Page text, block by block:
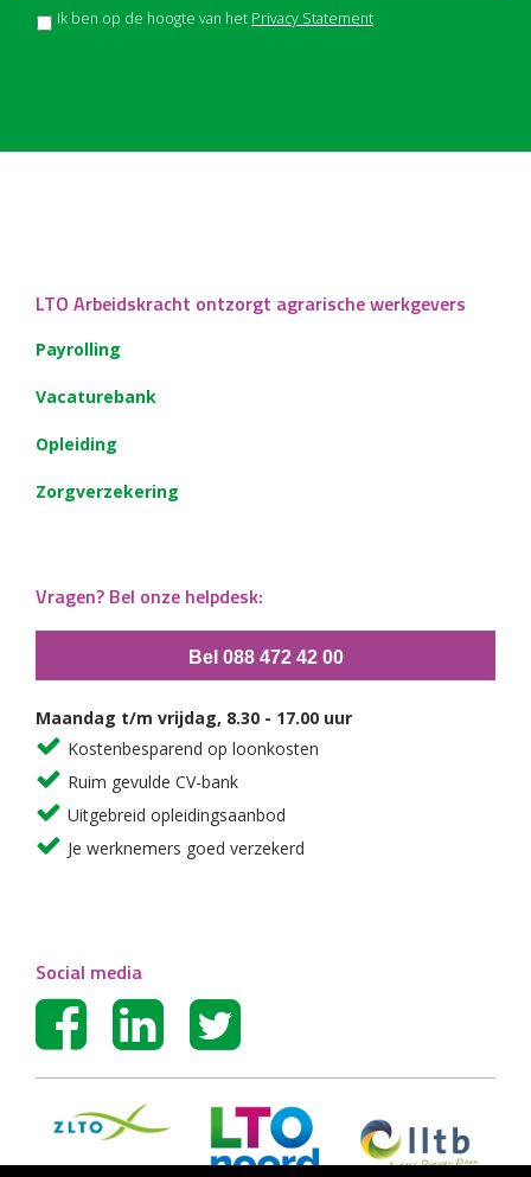
Ik ben op de hoogte van het Privacy Statement
LTO Arbeidskracht ontzorgt agrarische werkgevers
Payrolling
Vacaturebank
Opleiding
Zorgverzekering
Vragen? Bel onze helpdesk:
Bel 088 472 42 00
Maandag t/m vrijdag, 8.30 - 17.00 uur
Kostenbesparend op loonkosten
Ruim gevulde CV-bank
Uitgebreid opleidingsaanbod
Je werknemers goed verzekerd
Social media